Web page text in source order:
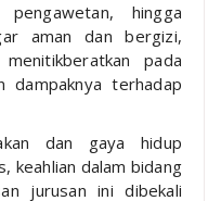
hingga
aman dan bergizi,
pada
dampaknya terhadap
dan gaya hidup
keahlian dalam bidang
jurusan ini dibekali